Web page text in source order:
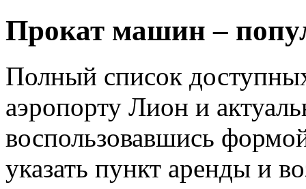
Прокат машин –
Полный список
аэропорту Лион и
воспользовавшись
указать пункт аренды и